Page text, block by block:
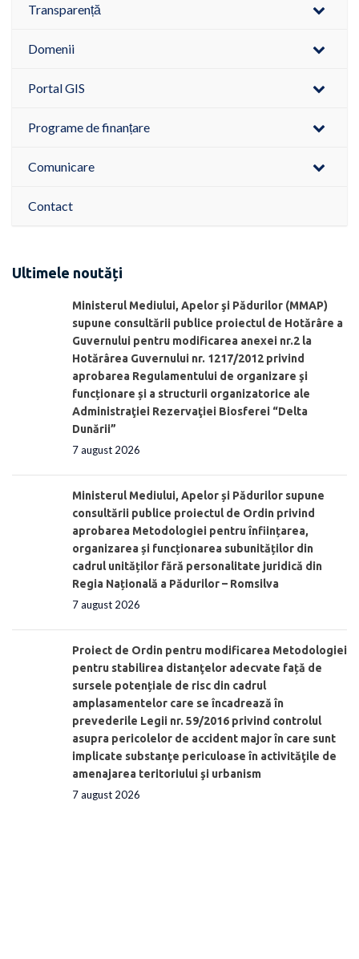
Transparență
Domenii
Portal GIS
Programe de finanțare
Comunicare
Contact
Ultimele noutăți
Ministerul Mediului, Apelor şi Pădurilor (MMAP)
supune consultării publice proiectul de Hotărâre a
Guvernului pentru modificarea anexei nr.2 la
Hotărârea Guvernului nr. 1217/2012 privind
aprobarea Regulamentului de organizare şi
funcționare și a structurii organizatorice ale
Administraţiei Rezervaţiei Biosferei “Delta
Dunării”
7 august 2026
Ministerul Mediului, Apelor și Pădurilor supune
consultării publice proiectul de Ordin privind
aprobarea Metodologiei pentru înființarea,
organizarea și funcționarea subunităților din
cadrul unităților fără personalitate juridică din
Regia Națională a Pădurilor – Romsilva
7 august 2026
Proiect de Ordin pentru modificarea Metodologiei
pentru stabilirea distanţelor adecvate față de
sursele potențiale de risc din cadrul
amplasamentelor care se încadrează în
prevederile Legii nr. 59/2016 privind controlul
asupra pericolelor de accident major în care sunt
implicate substanţe periculoase în activităţile de
amenajarea teritoriului şi urbanism
7 august 2026